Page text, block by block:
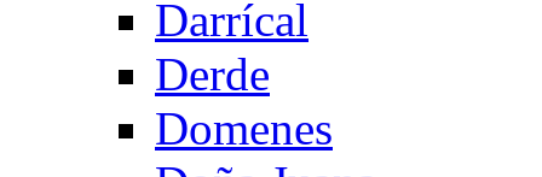
Darrícal
Derde
Domenes